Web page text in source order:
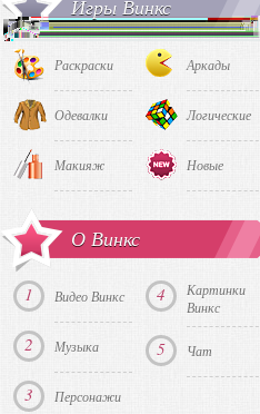
Игры Винкс
Раскраски
Одевалки
Макияж
Аркады
Логические
Новые
О Винкс
1 Видео Винкс
2 Музыка
3 Персонажи
4
Картинки
Винкс
5 Чат